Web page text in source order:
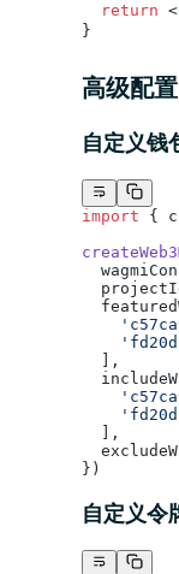
  return
<
}
高级配置
自定义钱
import {
  ],
  ],
})
自定义令